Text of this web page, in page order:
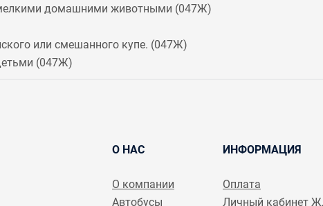
домашними животными (047Ж)
или смешанного купе. (047Ж)
(047Ж)
О НАС
О компании
Автобусы
ИНФОРМАЦИЯ
Оплата
Личный кабинет